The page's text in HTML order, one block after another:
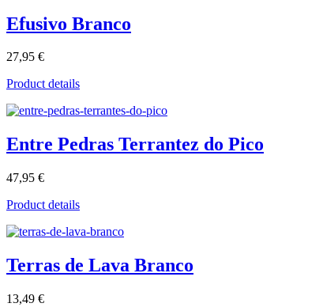
Efusivo Branco
27,95 €
Product details
Entre Pedras Terrantez do Pico
47,95 €
Product details
Terras de Lava Branco
13,49 €